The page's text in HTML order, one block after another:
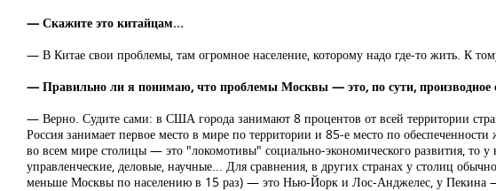
— Скажите это китайцам...
— В Китае свои проблемы, там огромное население, которому надо где-то жить. К
— Правильно ли я понимаю, что проблемы Москвы — это, по сути, производное
— Верно. Судите сами: в США города занимают 8 процентов от всей территории
Россия занимает первое место в мире по территории и 85-е место по
во всем мире столицы — это "локомотивы" социально-экономического развития, то
управленческие, деловые, научные... Для сравнения, в других странах у столиц
меньше Москвы по населению в 15 раз) — это Нью-Йорк и Лос-Анджелес, у Пекина